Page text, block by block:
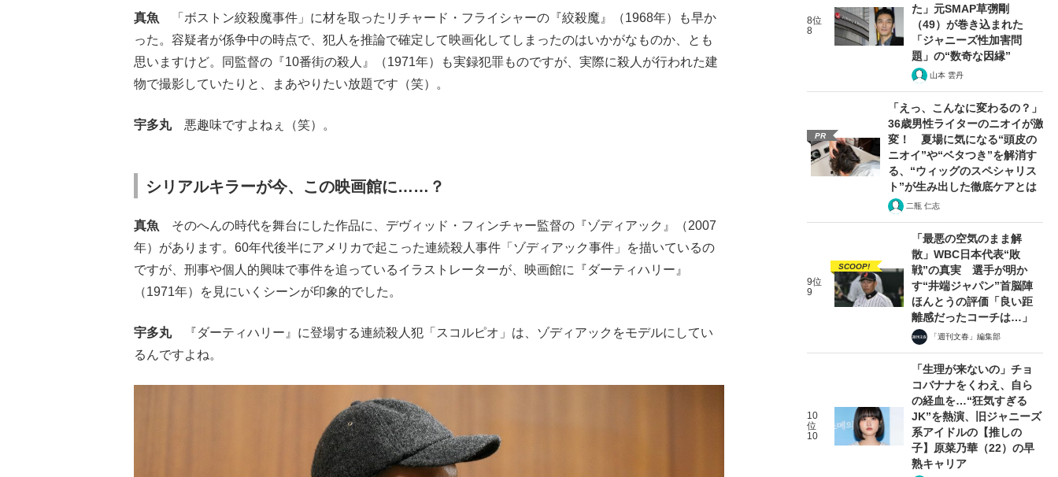
真魚 「ボストン絞殺魔事件」に材を取ったリチャード・フライシャーの『絞殺魔』（1968年）も早か
った。容疑者が係争中の時点で、犯人を推論で確定して映画化してしまったのはいかがなものか、とも
思いますけど。同監督の『10番街の殺人』（1971年）も実録犯罪ものですが、実際に殺人が行われた建
物で撮影していたりと、まあやりたい放題です（笑）。
宇多丸悪趣味ですよねぇ（笑）。
シリアルキラーが今、この映画館に……？
真魚 そのへんの時代を舞台にした作品に、デヴィッド・フィンチャー監督の『ゾディアック』（2007
年）があります。60年代後半にアメリカで起こった連続殺人事件「ゾディアック事件」を描いているの
ですが、刑事や個人的興味で事件を追っているイラストレーターが、映画館に『ダーティハリー』
（1971年）を見にいくシーンが印象的でした。
宇多丸『ダーティハリー』に登場する連続殺人犯「スコルピオ」は、ゾディアックをモデルにしてい
るんですよね。
8位
8
た」元SMAP草彅剛
（49）が巻き込まれた
「ジャニーズ性加害問
題」の“数奇な因縁”
山本 雲丹
PR
「えっ、こんなに変わるの？」
36歳男性ライターのニオイが激
変！ 夏場に気になる“頭皮の
ニオイ”や“ベタつき”を解消す
る、“ウィッグのスペシャリス
ト”が生み出した徹底ケアとは
二瓶 仁志
9位
9
SCOOP!
「最悪の空気のまま解
散」WBC日本代表“敗
戦”の真実 選手が明か
す“井端ジャパン”首脳陣
ほんとうの評価「良い距
離感だったコーチは…」
「週刊文春」編集部
10
位
10
「生理が来ないの」チョ
コバナナをくわえ、自ら
の経血を…“狂気すぎる
JK”を熱演、旧ジャニーズ
系アイドルの【推しの
子】原菜乃華（22）の早
熟キャリア